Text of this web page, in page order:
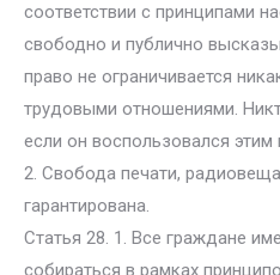
соответствии с принципами
свободно и публично
право не ограничивается
трудовыми отношениями.
если он воспользовался этим
2. Свобода печати,
гарантирована.
Статья 28. 1. Все граждане
собираться в рамках